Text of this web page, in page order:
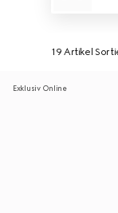
19 Artikel
Exklusiv Online